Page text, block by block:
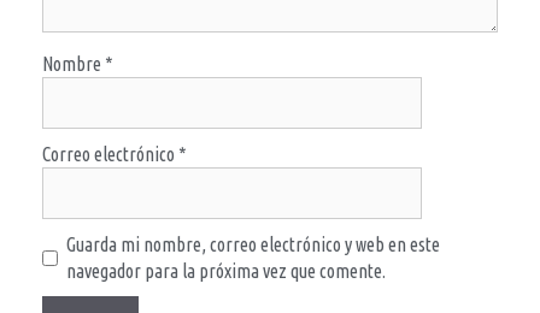
Nombre *
Correo electrónico *
Guarda mi nombre, correo electrónico y web en este
navegador para la próxima vez que comente.